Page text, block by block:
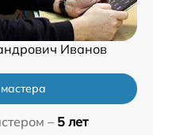
Иванов
– 5 лет